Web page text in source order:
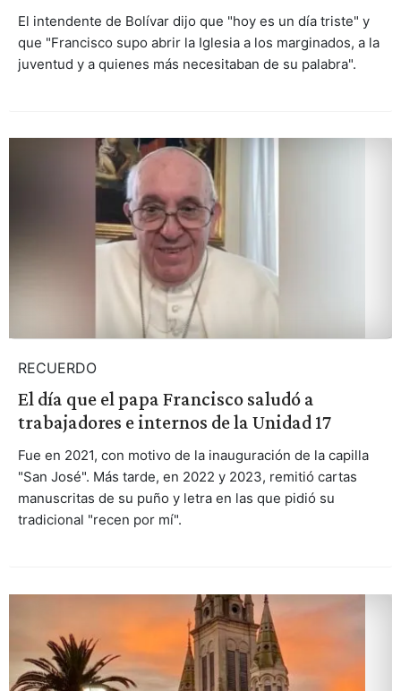
El intendente de Bolívar dijo que "hoy es un día triste" y
que "Francisco supo abrir la Iglesia a los marginados, a la
juventud y a quienes más necesitaban de su palabra".
RECUERDO
El día que el papa Francisco saludó a
trabajadores e internos de la Unidad 17
Fue en 2021, con motivo de la inauguración de la capilla
"San José". Más tarde, en 2022 y 2023, remitió cartas
manuscritas de su puño y letra en las que pidió su
tradicional "recen por mí".